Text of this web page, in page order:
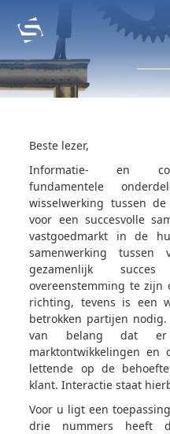
Beste lezer,
Informatie- en
fundamentele
wisselwerking tussen
voor een succesvolle
vastgoedmarkt in de
samenwerking tussen
gezamenlijk
overeenstemming te zijn
richting, tevens is een
betrokken partijen
van belang dat er
marktontwikkelingen en
lettende op de
klant. Interactie staat
Voor u ligt een
drie nummers heeft